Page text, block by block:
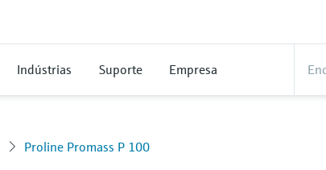
Indústrias Suporte Empresa
Proline Promass P 100